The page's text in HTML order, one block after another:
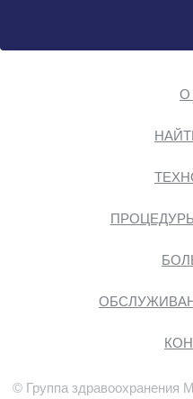
О
© Группа здравоохранения